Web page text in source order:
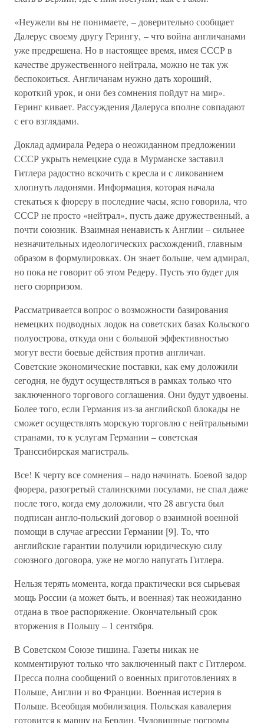
«Неужели вы не понимаете, – доверительно сообщает
Далерус своему другу Герингу, – что война англичанами
уже предрешена. Но в настоящее время, имея СССР в
качестве дружественного нейтрала, можно не так уж
беспокоиться. Англичанам нужно дать хороший,
короткий урок, и они без сомнения пойдут на мир».
Геринг кивает. Рассуждения Далеруса вполне совпадают
с его взглядами.
Доклад адмирала Редера о неожиданном предложении
СССР укрыть немецкие суда в Мурманске заставил
Гитлера радостно вскочить с кресла и с ликованием
хлопнуть ладонями. Информация, которая начала
стекаться к фюреру в последние часы, ясно говорила, что
СССР не просто «нейтрал», пусть даже дружественный, а
почти союзник. Взаимная ненависть к Англии – сильнее
незначительных идеологических расхождений, главным
образом в формулировках. Он знает больше, чем адмирал,
но пока не говорит об этом Редеру. Пусть это будет для
него сюрпризом.
Рассматривается вопрос о возможности базирования
немецких подводных лодок на советских базах Кольского
полуострова, откуда они с большой эффективностью
могут вести боевые действия против англичан.
Советские экономические поставки, как ему доложили
сегодня, не будут осуществляться в рамках только что
заключенного торгового соглашения. Они будут удвоены.
Более того, если Германия из-за английской блокады не
сможет осуществлять морскую торговлю с нейтральными
странами, то к услугам Германии – советская
Транссибирская магистраль.
Все! К черту все сомнения – надо начинать. Боевой задор
фюрера, разогретый сталинскими посулами, не спал даже
после того, когда ему доложили, что 28 августа был
подписан англо-польский договор о взаимной военной
помощи в случае агрессии Германии [9]. То, что
английские гарантии получили юридическую силу
союзного договора, уже не могло напугать Гитлера.
Нельзя терять момента, когда практически вся сырьевая
мощь России (а может быть, и военная) так неожиданно
отдана в твое распоряжение. Окончательный срок
вторжения в Польшу – 1 сентября.
В Советском Союзе тишина. Газеты никак не
комментируют только что заключенный пакт с Гитлером.
Пресса полна сообщений о военных приготовлениях в
Польше, Англии и во Франции. Военная истерия в
Польше. Всеобщая мобилизация. Польская кавалерия
готовится к маршу на Берлин. Чудовищные погромы